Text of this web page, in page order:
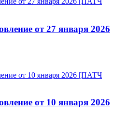
от 27 января 2026
от 10 января 2026